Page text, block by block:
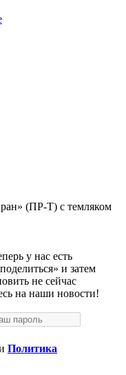
(ПР-Т) с темляком
у нас есть
и затем
не сейчас
на наши новости!
Политика